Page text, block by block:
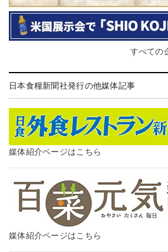
すべての
日本食糧新聞社発行の他媒体記事
媒体紹介ページはこちら
媒体紹介ページはこちら